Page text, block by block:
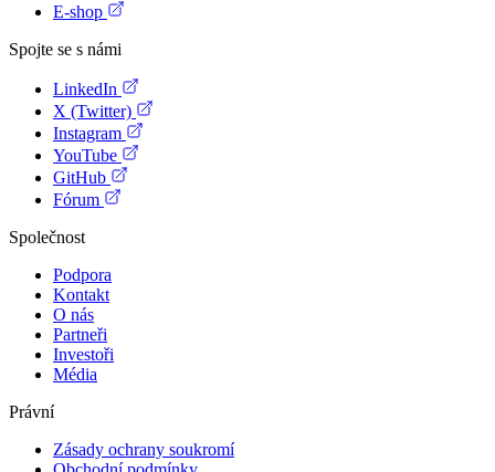
E-shop
Spojte se s námi
LinkedIn
X (Twitter)
Instagram
YouTube
GitHub
Fórum
Společnost
Podpora
Kontakt
O nás
Partneři
Investoři
Média
Právní
Zásady ochrany soukromí